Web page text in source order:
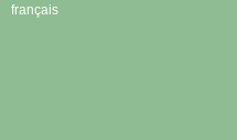
français